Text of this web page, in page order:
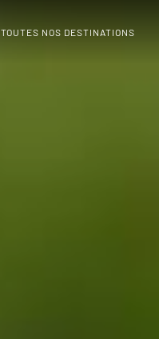
TOUTES NOS DESTINATIONS